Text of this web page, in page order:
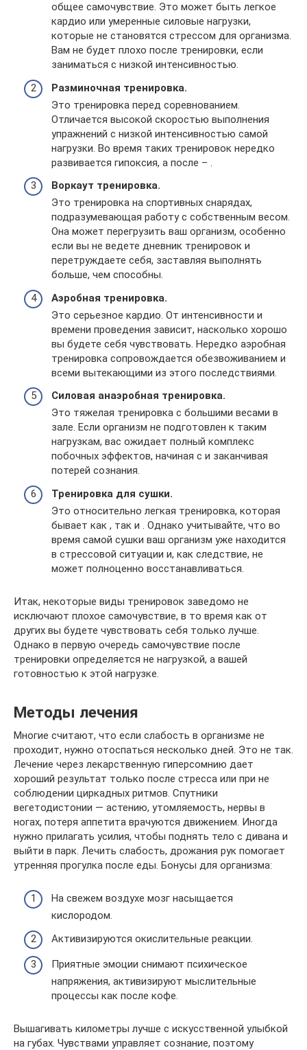
общее самочувствие. Это может быть легкое
кардио или умеренные силовые нагрузки,
которые не становятся стрессом для организма.
Вам не будет плохо после тренировки, если
заниматься с низкой интенсивностью.
Разминочная тренировка.
Это тренировка перед соревнованием.
Отличается высокой скоростью выполнения
упражнений с низкой интенсивностью самой
нагрузки. Во время таких тренировок нередко
развивается гипоксия, а после – .
Воркаут тренировка.
Это тренировка на спортивных снарядах,
подразумевающая работу с собственным весом.
Она может перегрузить ваш организм, особенно
если вы не ведете дневник тренировок и
перетруждаете себя, заставляя выполнять
больше, чем способны.
Аэробная тренировка.
Это серьезное кардио. От интенсивности и
времени проведения зависит, насколько хорошо
вы будете себя чувствовать. Нередко аэробная
тренировка сопровождается обезвоживанием и
всеми вытекающими из этого последствиями.
Силовая анаэробная тренировка.
Это тяжелая тренировка с большими весами в
зале. Если организм не подготовлен к таким
нагрузкам, вас ожидает полный комплекс
побочных эффектов, начиная с и заканчивая
потерей сознания.
Тренировка для сушки.
Это относительно легкая тренировка, которая
бывает как , так и . Однако учитывайте, что во
время самой сушки ваш организм уже находится
в стрессовой ситуации и, как следствие, не
может полноценно восстанавливаться.
Итак, некоторые виды тренировок заведомо не
исключают плохое самочувствие, в то время как от
других вы будете чувствовать себя только лучше.
Однако в первую очередь самочувствие после
тренировки определяется не нагрузкой, а вашей
готовностью к этой нагрузке.
Методы лечения
Многие считают, что если слабость в организме не
проходит, нужно отоспаться несколько дней. Это не так.
Лечение через лекарственную гиперсомнию дает
хороший результат только после стресса или при не
соблюдении циркадных ритмов. Спутники
вегетодистонии — астению, утомляемость, нервы в
ногах, потеря аппетита врачуются движением. Иногда
нужно прилагать усилия, чтобы поднять тело с дивана и
выйти в парк. Лечить слабость, дрожания рук помогает
утренняя прогулка после еды. Бонусы для организма:
На свежем воздухе мозг насыщается
кислородом.
Активизируются окислительные реакции.
Приятные эмоции снимают психическое
напряжения, активизируют мыслительные
процессы как после кофе.
Вышагивать километры лучше с искусственной улыбкой
на губах. Чувствами управляет сознание, поэтому